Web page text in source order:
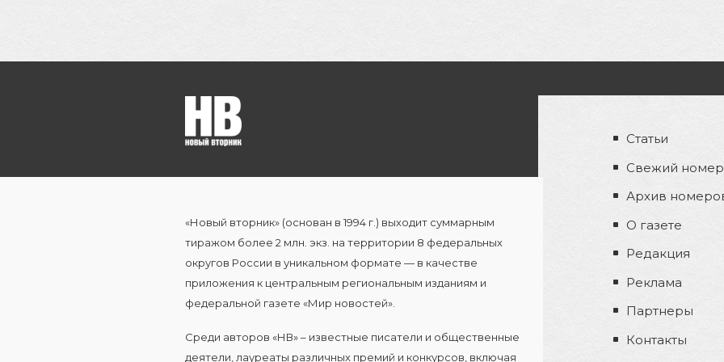
«Новый вторник» (основан в 1994 г.) выходит суммарным
тиражом более 2 млн. экз. на территории 8 федеральных
округов России в уникальном формате — в качестве
приложения к центральным региональным изданиям и
федеральной газете «Мир новостей».
Среди авторов «НВ» – известные писатели и общественные
деятели, лауреаты различных премий и конкурсов, включая
Статьи
Свежий номер
Архив
О газете
Редакция
Реклама
Партнеры
Контакты